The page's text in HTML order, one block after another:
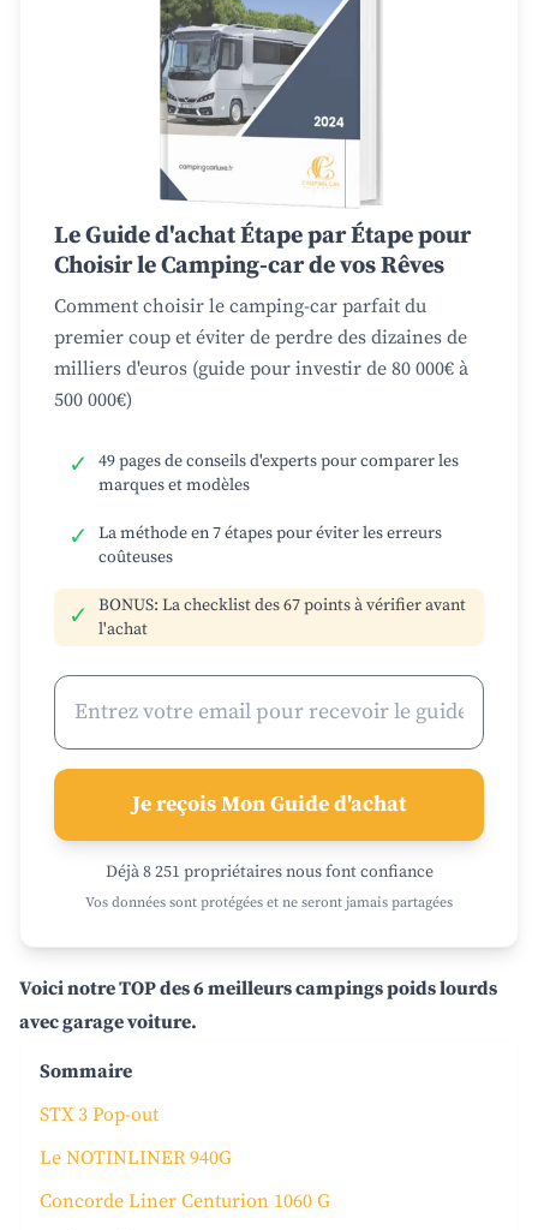
Le Guide d'achat Étape par Étape pour
Choisir le Camping-car de vos Rêves
Comment choisir le camping-car parfait du
premier coup et éviter de perdre des dizaines de
milliers d'euros (guide pour investir de 80 000€ à
500 000€)
✓
49 pages de conseils d'experts pour comparer les
marques et modèles
✓
La méthode en 7 étapes pour éviter les erreurs
coûteuses
✓
BONUS: La checklist des 67 points à vérifier avant
l'achat
Je reçois Mon Guide d'achat
Déjà 8 251 propriétaires nous font confiance
Vos données sont protégées et ne seront jamais partagées
Voici notre TOP des 6 meilleurs campings poids lourds
avec garage voiture.
Sommaire
STX 3 Pop-out
Le NOTINLINER 940G
Concorde Liner Centurion 1060 G